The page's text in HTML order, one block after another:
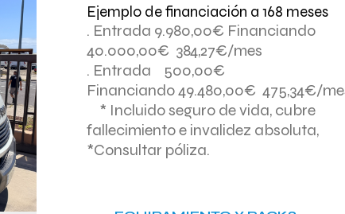
Ejemplo de financiación a 168 meses
. Entrada 9.980,00€ Financiando
40.000,00€ 384,27€/mes
. Entrada 500,00€
Financiando 49.480,00€ 475,34€/
* Incluido seguro de vida, cubre
fallecimiento e invalidez absoluta,
*Consultar póliza.